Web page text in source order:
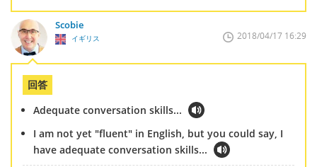
Scobie
イギリス 2018/04/17 16:29
回答
Adequate conversation skills...
I am not yet "fluent" in English, but you could say, I
have adequate conversation skills...